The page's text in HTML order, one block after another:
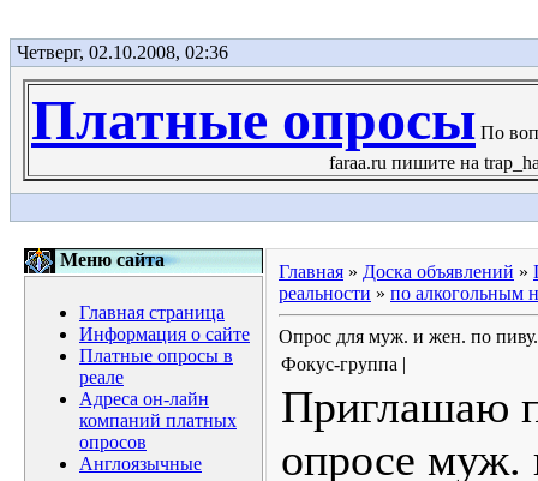
Четверг, 02.10.2008, 02:36
Платные опросы По
faraa.ru пишите на
Меню сайта
Главная страница
Информация о сайте
Платные опросы в
реале
Адреса он-лайн
компаний платных
опросов
Англоязычные
Главная » Доска объявлений »
реальности » по алкогольным
Опрос для муж. и жен. по пиву.
Фокус-группа |
Приглашаю
опросе муж.